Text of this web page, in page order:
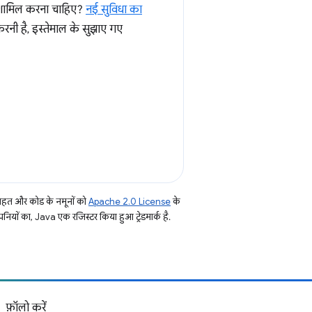
करना चाहिए? नई सुविधा का
है, इस्तेमाल के सुझाए गए
और कोड के नमूनों कोApache 2.0 Licenseके
का, Java एक रजिस्टर किया हुआ ट्रेडमार्क है.
फ़ॉलो करें